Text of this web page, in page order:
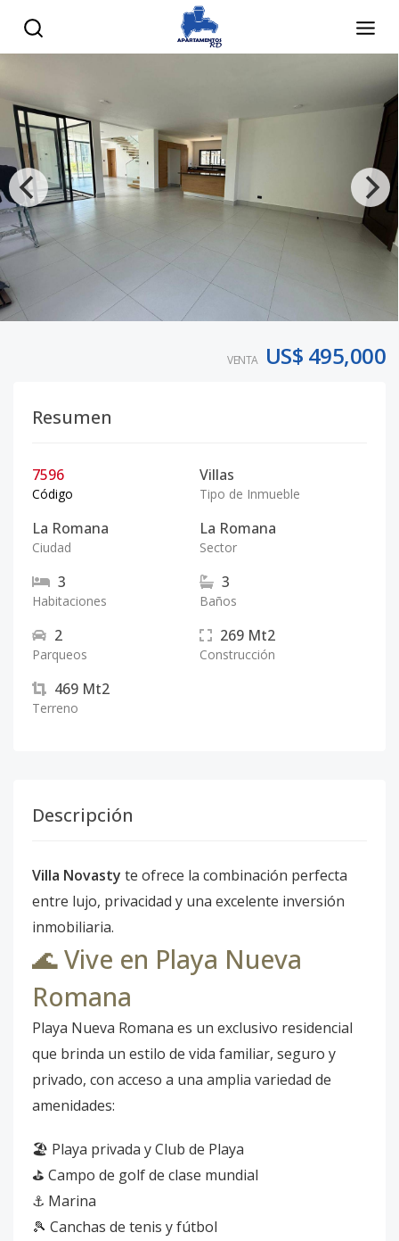
VENTA US$ 495,000
Resumen
7596
Código
Villas
Tipo de Inmueble
La Romana
Ciudad
La Romana
Sector
3
Habitaciones
3
Baños
2
Parqueos
269 Mt2
Construcción
469 Mt2
Terreno
Descripción
Villa Novasty te ofrece la combinación perfecta
entre lujo, privacidad y una excelente inversión
inmobiliaria.
🌊 Vive en Playa Nueva
Romana
Playa Nueva Romana es un exclusivo residencial
que brinda un estilo de vida familiar, seguro y
privado, con acceso a una amplia variedad de
amenidades:
🏖️ Playa privada y Club de Playa
⛳ Campo de golf de clase mundial
⚓ Marina
🎾 Canchas de tenis y fútbol